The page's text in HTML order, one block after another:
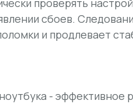
проверять
сбоев.
и продлевает
- эффективное